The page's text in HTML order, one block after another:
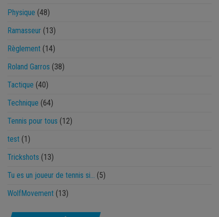
Physique (48)
Ramasseur (13)
Règlement (14)
Roland Garros (38)
Tactique (40)
Technique (64)
Tennis pour tous (12)
test (1)
Trickshots (13)
Tu es un joueur de tennis si… (5)
WolfMovement (13)